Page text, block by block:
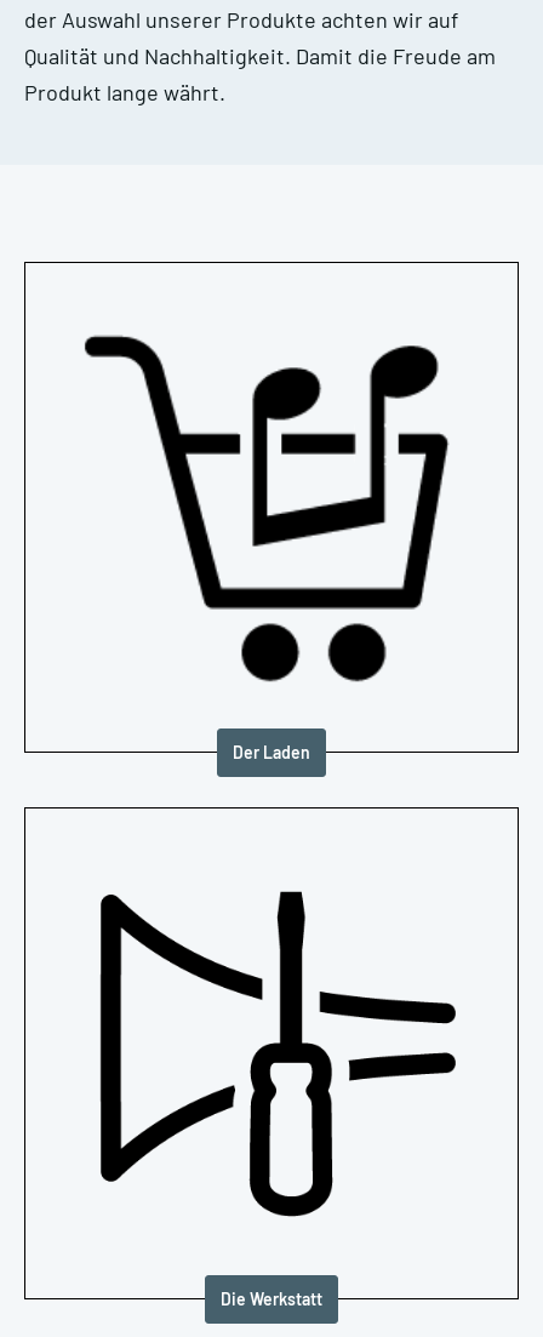
der Auswahl unserer Produkte achten wir auf
Qualität und Nachhaltigkeit. Damit die Freude am
Produkt lange währt.
Der Laden
Die Werkstatt